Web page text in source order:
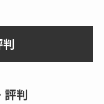
評判